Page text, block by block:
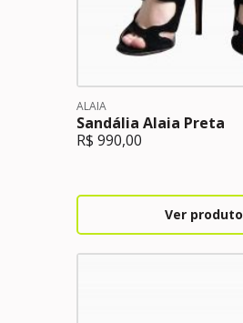
ALAIA
Sandália Alaia Preta
R$ 990,00
Ver produto